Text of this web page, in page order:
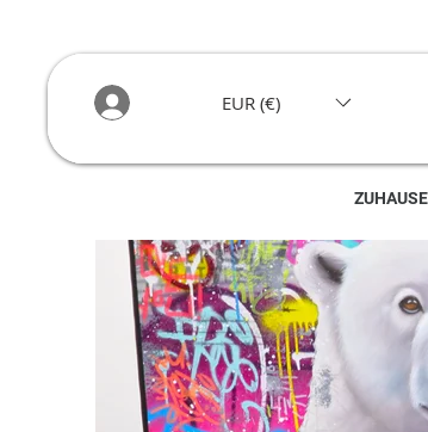
EUR (€)
ZUHAUSE